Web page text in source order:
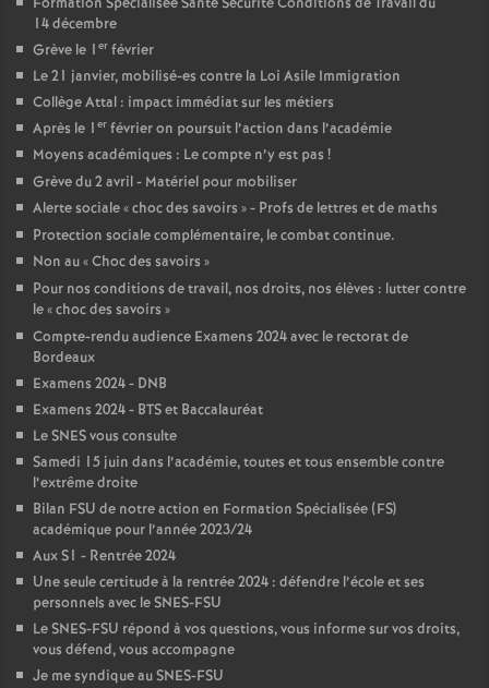
n
s
T
o
u
14 décembre
Grève le 1 er février
Le 21 janvier, mobilisé-es contre la Loi Asile Immigration
Collège Attal : impact immédiat sur les métiers
Après le 1 er février on poursuit l’action dans l’académie
Moyens académiques : Le compte n’y est pas !
Grève du 2 avril - Matériel pour mobiliser
Alerte sociale «choc des savoirs » - Profs de lettres et de maths
Protection sociale complémentaire, le combat continue.
Non au «Choc des savoirs »
Pour nos conditions de travail, nos droits, nos élèves : lutter contre
le «choc des savoirs »
Compte-rendu audience Examens 2024 avec le rectorat de
Bordeaux
Examens 2024 - DNB
Examens 2024 - BTS et Baccalauréat
Le SNES vous consulte
Samedi 15 juin dans l’académie, toutes et tous ensemble contre
l’extrême droite
Bilan FSU de notre action en Formation Spécialisée (FS)
académique pour l’année 2023/24
Aux S1 - Rentrée 2024
Une seule certitude à la rentrée 2024 : défendre l’école et ses
personnels avec le SNES-FSU
Le SNES-FSU répond à vos questions, vous informe sur vos droits,
vous défend, vous accompagne
Je me syndique au SNES-FSU